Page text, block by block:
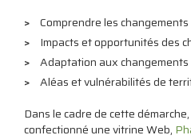
Comprendre les
Impacts et opportunités des
Adaptation aux changements
Aléas et vulnérabilités de
Dans le cadre de cette
confectionné une vitrine Web,